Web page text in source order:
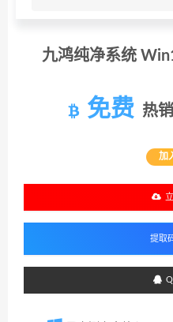
九鸿纯净系统
免费 热
加